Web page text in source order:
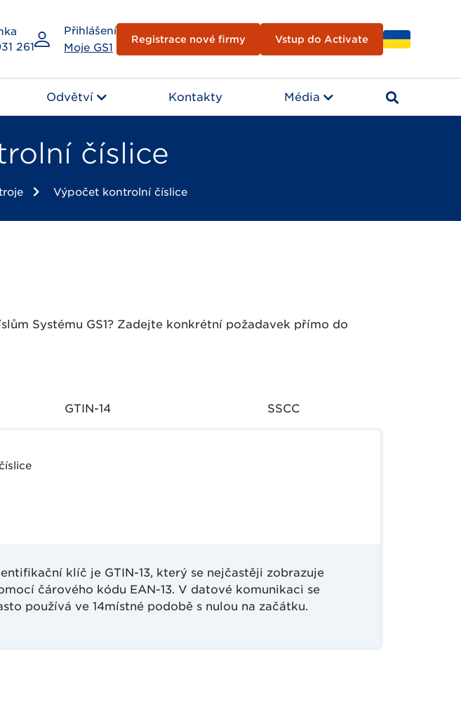
261
Přihlášení
Moje GS1
Registrace nové firmy Vstup do Activate
Odvětví Kontakty Média
číslice
Výpočet kontrolní číslice
Systému GS1? Zadejte konkrétní požadavek přímo do
GTIN-14 SSCC
klíč je GTIN-13, který se nejčastěji zobrazuje
čárového kódu EAN-13. V datové komunikaci se
používá ve 14místné podobě s nulou na začátku.